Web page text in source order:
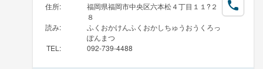
住所:
福岡県福岡市中央区六本松４丁目１１?２
８
読み:
ふくおかけんふくおかしちゅうおうくろっ
ぽんまつ
TEL : 092-739-4488